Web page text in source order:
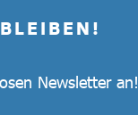
Newsletter an!